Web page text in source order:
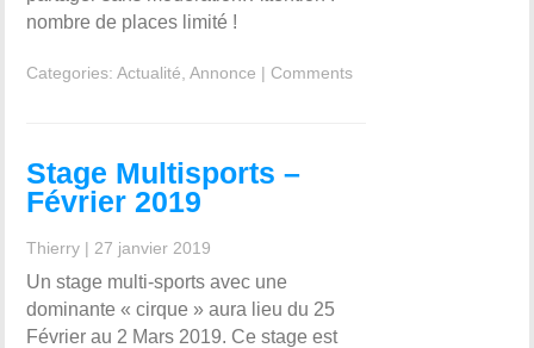
nombre de places limité !
Categories:Actualité ,Annonce | Comments
Stage Multisports –
Février 2019
Thierry | 27 janvier 2019
Un stage multi-sports avec une
dominante « cirque » aura lieu du 25
Février au 2 Mars 2019. Ce stage est